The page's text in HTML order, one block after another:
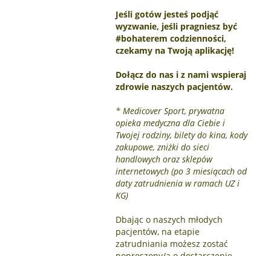
Jeśli gotów jesteś podjąć
wyzwanie, jeśli pragniesz być
#bohaterem codzienności,
czekamy na Twoją aplikację!
Dołącz do nas i z nami wspieraj
zdrowie naszych pacjentów.
* Medicover Sport, prywatna
opieka medyczna dla Ciebie i
Twojej rodziny, bilety do kina, kody
zakupowe, zniżki do sieci
handlowych oraz sklepów
internetowych (po 3 miesiącach od
daty zatrudnienia w ramach UZ i
KG)
Dbając o naszych młodych
pacjentów, na etapie
zatrudniania możesz zostać